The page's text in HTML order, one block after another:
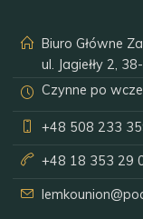
Biuro Główne
ul. Jagiełły 2,
Czynne po
+48 508 233
+48 18 353 29